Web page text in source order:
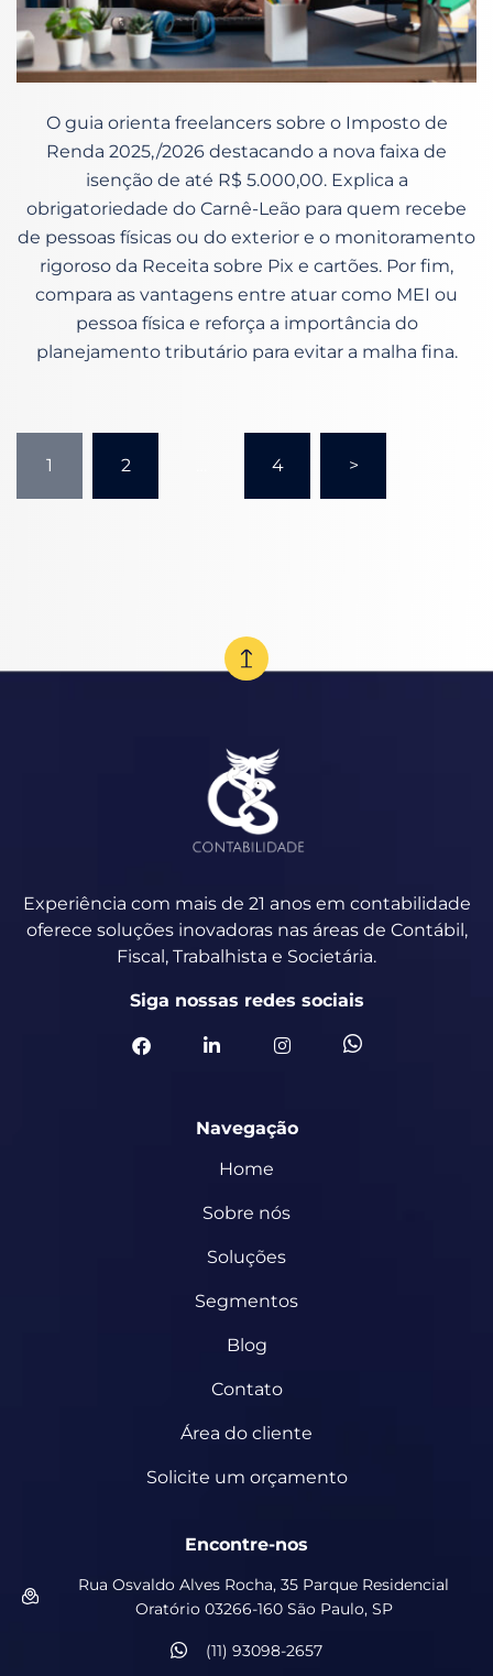
O guia orienta freelancers sobre o Imposto de
Renda 2025,/2026 destacando a nova faixa de
isenção de até R$ 5.000,00. Explica a
obrigatoriedade do Carnê-Leão para quem recebe
de pessoas físicas ou do exterior e o monitoramento
rigoroso da Receita sobre Pix e cartões. Por fim,
compara as vantagens entre atuar como MEI ou
pessoa física e reforça a importância do
planejamento tributário para evitar a malha fina.
1 2 4 >
Experiência com mais de 21 anos em contabilidade
oferece soluções inovadoras nas áreas de Contábil,
Fiscal, Trabalhista e Societária.
Siga nossas redes sociais
Navegação
Home
Sobre nós
Soluções
Segmentos
Blog
Contato
Área do cliente
Solicite um orçamento
Encontre-nos
Rua Osvaldo Alves Rocha, 35 Parque Residencial
Oratório 03266-160 São Paulo, SP
(11) 93098-2657